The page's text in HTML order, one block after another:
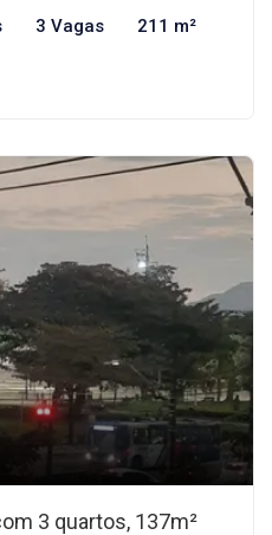
3 Vagas 211 m²
3 quartos, 137m²